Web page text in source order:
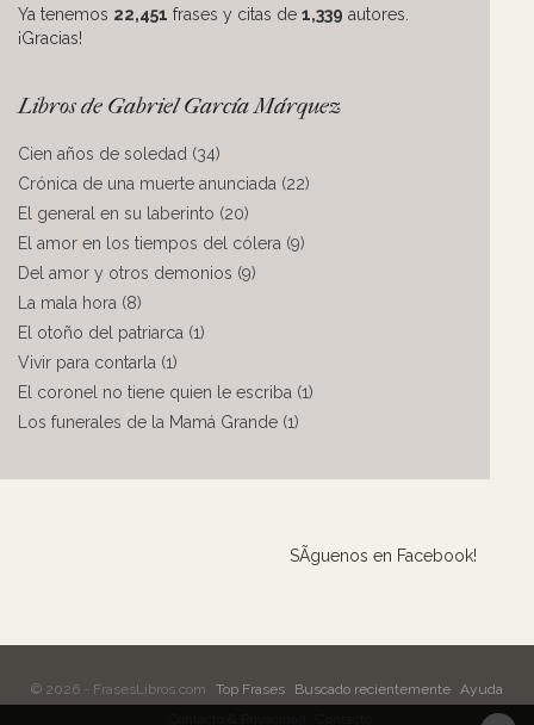
Ya tenemos 22,451 frases y citas de 1,339 autores.
¡Gracias!
Libros de Gabriel García Márquez
Cien años de soledad (34)
Crónica de una muerte anunciada (22)
El general en su laberinto (20)
El amor en los tiempos del cólera (9)
Del amor y otros demonios (9)
La mala hora (8)
El otoño del patriarca (1)
Vivir para contarla (1)
El coronel no tiene quien le escriba (1)
Los funerales de la Mamá Grande (1)
SÃ­guenos en Facebook!
© 2026 - FrasesLibros.com Top Frases Buscado recientemente Ayuda